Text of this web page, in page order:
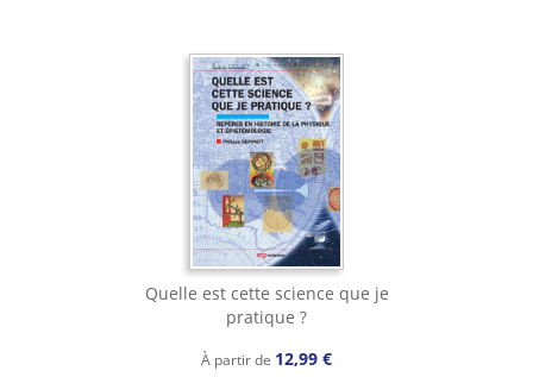
Quelle est cette science que je
pratique ?
À partir de 12,99 €